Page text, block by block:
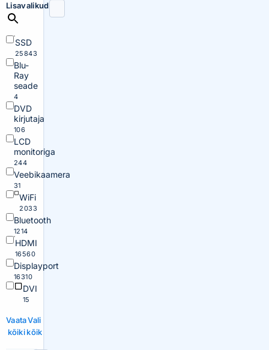
Lisavalikud
SSD
25843
Blu-
Ray
seade
4
DVD
kirjutaja
106
LCD
monitoriga
244
Veebikaamera
31
WiFi
2033
Bluetooth
1214
HDMI
16560
Displayport
16310
DVI
15
Vaata
kõiki
Vali
kõik